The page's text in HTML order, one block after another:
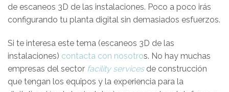
de escaneos 3D de las instalaciones. Poco a poco irás
configurando tu planta digital sin demasiados esfuerzos.
Si te interesa este tema (escaneos 3D de las
instalaciones) contacta con nosotros. No hay muchas
empresas del sector facility services de construcción
que tengan los equipos y la experiencia para la